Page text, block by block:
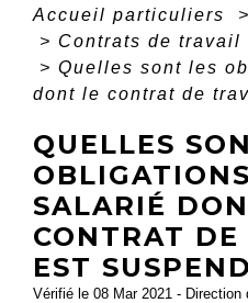
Accueil particuliers >
> Contrats de travail
> Quelles sont les
dont le contrat de
QUELLES
SALARIÉ
CONTRAT
EST
Vérifié le 08 Mar 2021 - Direction